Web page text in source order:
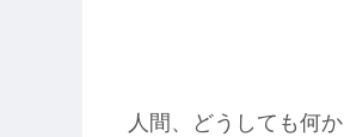
人間、どうしても何